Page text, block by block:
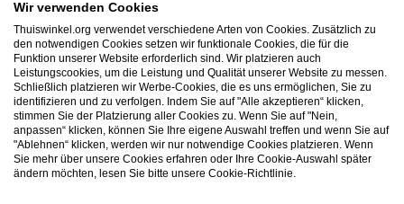
rechtlichen Instrumenten und Beratung,
Interessenvertretung, Marktforschung und verfügen über
eine eigene Bildungsplattform, die Thuiswinkel e-
Academy.
Schnelles Navigieren
Wir verwenden Cookies
Thuiswinkel.org verwendet verschiedene Arten von Cookies. Zusätzlich zu
den notwendigen Cookies setzen wir funktionale Cookies, die für die
Funktion unserer Website erforderlich sind. Wir platzieren auch
Leistungscookies, um die Leistung und Qualität unserer Website zu messen.
Schließlich platzieren wir Werbe-Cookies, die es uns ermöglichen, Sie zu
identifizieren und zu verfolgen. Indem Sie auf "Alle akzeptieren“ klicken,
stimmen Sie der Platzierung aller Cookies zu. Wenn Sie auf "Nein,
anpassen“ klicken, können Sie Ihre eigene Auswahl treffen und wenn Sie auf
"Ablehnen“ klicken, werden wir nur notwendige Cookies platzieren. Wenn
Sie mehr über unsere Cookies erfahren oder Ihre Cookie-Auswahl später
ändern möchten, lesen Sie bitte unsere Cookie-Richtlinie.